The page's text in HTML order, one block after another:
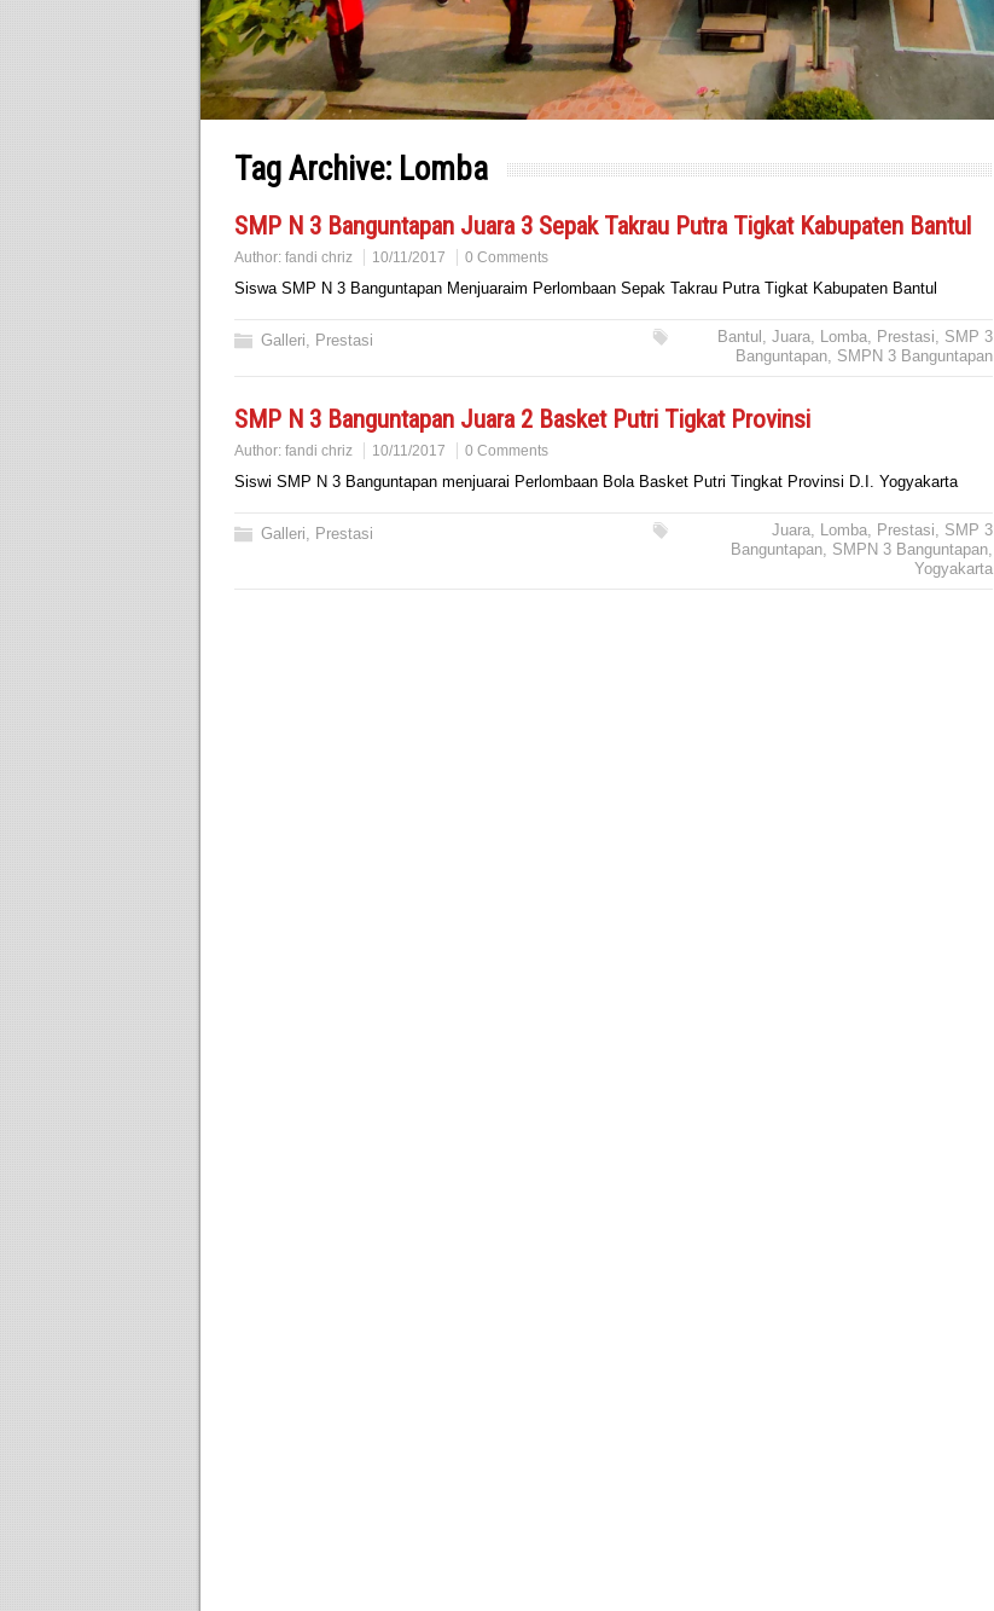
Tag Archive: Lomba
SMP N 3 Banguntapan Juara 3 Sepak Takrau Putra Tigkat Kabupaten Bantul
Author: fandi chriz 10/11/2017 0 Comments
Siswa SMP N 3 Banguntapan Menjuaraim Perlombaan Sepak Takrau Putra Tigkat Kabupaten Bantul
Galleri Prestasi Bantul Juara, Lomba, Prestasi
SMP 3
Banguntapan, SMPN 3 Banguntapan
SMP N 3 Banguntapan Juara 2 Basket Putri Tigkat Provinsi
Author: fandi chriz 10/11/2017 0 Comments
Siswi SMP N 3 Banguntapan menjuarai Perlombaan Bola Basket Putri Tingkat Provinsi D.I. Yogyakarta
Galleri Prestasi Juara, Lomba, Prestasi
SMP 3
Banguntapan, SMPN 3 Banguntapan,
Yogyakarta